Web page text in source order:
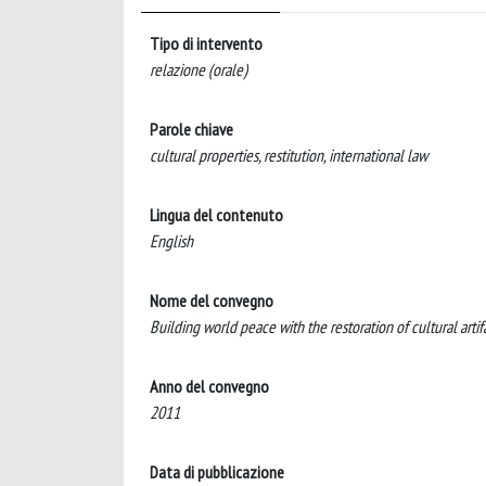
Tipo di intervento
relazione (orale)
Parole chiave
cultural properties, restitution, international law
Lingua del contenuto
English
Nome del convegno
Building world peace with the restoration of cultural
Anno del convegno
2011
Data di pubblicazione